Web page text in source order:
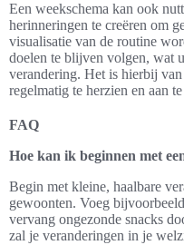
Een weekschema kan ook
herinneringen te creëren om
visualisatie van de routine
doelen te blijven volgen, wat
verandering. Het is hierbij
regelmatig te herzien en aan
FAQ
Hoe kan ik beginnen met
Begin met kleine, haalbare
gewoonten. Voeg
vervang ongezonde snacks
zal je veranderingen in je